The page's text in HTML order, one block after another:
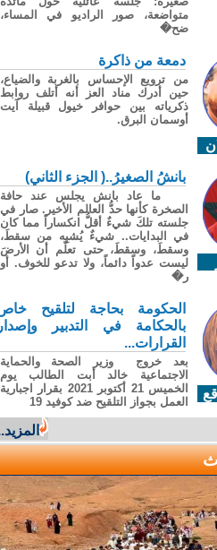
متواضعة، صور الراديو في المساء،
ضح�
دمعة من ذاكرة
من ترويع الإحساس بالغربة والضياع،
حين أدرك مناد العز أنه أتلف روابط
ذكرياته بين حوافر خيول قبيلة آيت
أوسمان البرق.
بانشُ الصغيرُ..( الجزء الثاني)
ما عاد بانش يجلس عند حافة
الصخرة كأنها حدُّ العالم الأخير. صار في
جلسته تلكَ شيءٌ أقلُّ انكساراً مما كان
في البدايات.. شيءٌ يُشبِه من سقطَ،
وسقطَ، وسقطَ، حتى تعلّم أن الأرضَ
ليست عدواً دائماً، ولا تدعو للخوف. أو
ر�
الحكومة بحاجة لتلقيح خاص
بالحكامة في التدبير وإصدار
القرارات...
بعد خروج وزير الصحة والحماية
الاجتماعية خالد أبت الطالب يوم
الخميس 21 أكتوبر 2021 بقرار اجبارية
العمل بجواز التلقيح ضد كوفيد 19
المزيد...